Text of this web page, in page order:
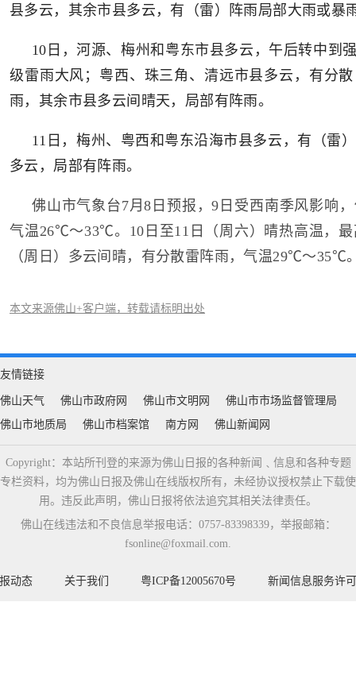
县多云，其余市县多云，有（雷）阵雨局部大雨或暴
10日，河源、梅州和粤东市县多云，午后转中到
级雷雨大风；粤西、珠三角、清远市县多云，有分
雨，其余市县多云间晴天，局部有阵雨。
11日，梅州、粤西和粤东沿海市县多云，有（雷
多云，局部有阵雨。
佛山市气象台7月8日预报，9日受西南季风影响
气温26℃～33℃。10日至11日（周六）晴热高温，
（周日）多云间晴，有分散雷阵雨，气温29℃～35℃
本文来源佛山+客户端，转载请标明出处
友情链接
佛山天气 佛山市政府网 佛山市文明网
佛山市市场监督管理局
佛山市地质局
佛山市档案馆 南方网 佛山新闻网
Copyright：本站所刊登的来源为佛山日报的各种新闻﹑信息和各种专题
专栏资料，均为佛山日报及佛山在线版权所有，未经协议授权禁止下载使
用。违反此声明，佛山日报将依法追究其相关法律责任。
佛山在线违法和不良信息举报电话：0757-83398339，举报邮箱：
fsonline@foxmail.com.
动态 关于我们 粤ICP备12005670号 新闻信息服务许